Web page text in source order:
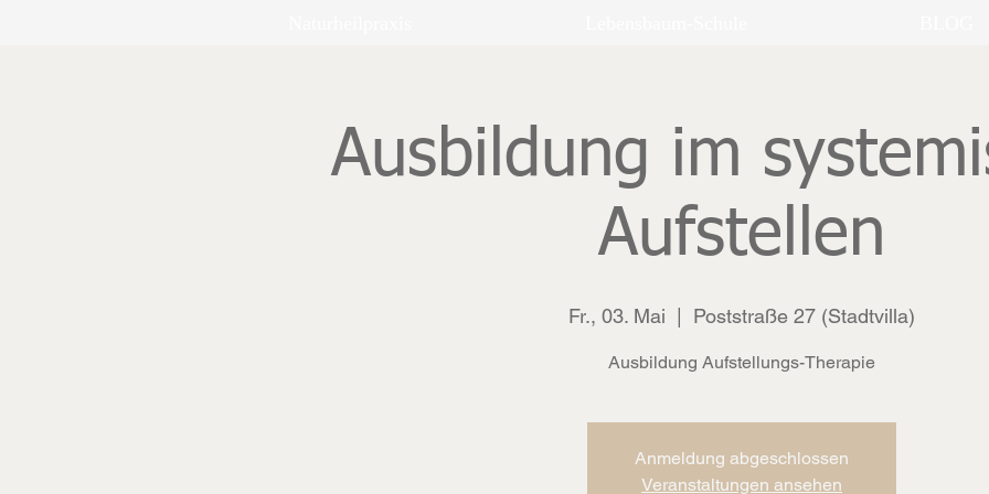
Ausbildung im
Aufstellen
Fr., 03. Mai Poststraße 27 (Stadtvilla)
Ausbildung Aufstellungs-Therapie
Anmeldung abgeschlossen
Veranstaltungen ansehen